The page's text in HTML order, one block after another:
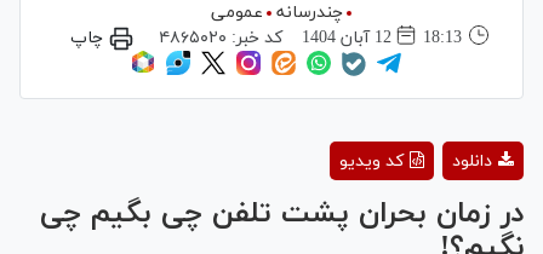
چندرسانه
عمومی
18:13
12 آبان 1404 کد خبر: ۴۸۶۵۰۲۰ چاپ
Video
کد ویدیو دانلود
در زمان بحران پشت تلفن چی بگیم چی